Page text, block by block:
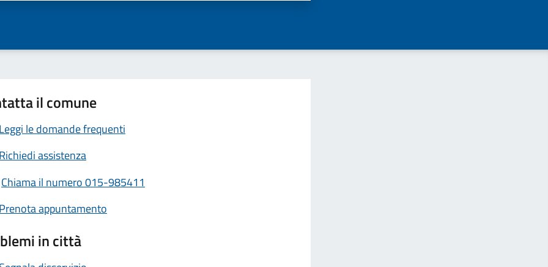
il comune
Leggi le domande frequenti
Richiedi assistenza
Chiama il numero 015-985411
Prenota appuntamento
in città